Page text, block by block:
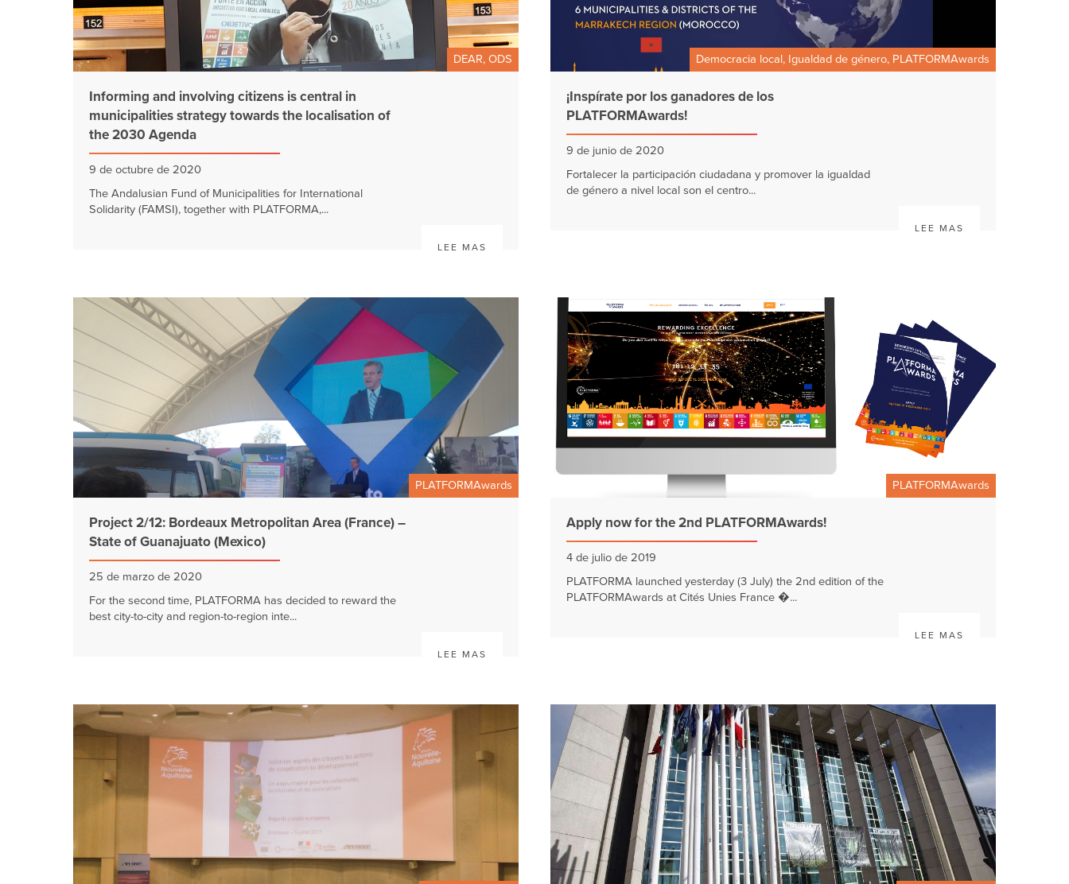
DEAR, ODS
Informing and involving citizens is central in
municipalities strategy towards the localisation of
the 2030 Agenda
9 de octubre de 2020
The Andalusian Fund of Municipalities for International
Solidarity (FAMSI), together with PLATFORMA,...
LEE MAS
Democracia local, Igualdad de género, PLATFORMAwards
¡Inspírate por los ganadores de los
PLATFORMAwards!
9 de junio de 2020
Fortalecer la participación ciudadana y promover la igualdad
de género a nivel local son el centro...
LEE MAS
PLATFORMAwards
Project 2/12: Bordeaux Metropolitan Area (France) –
State of Guanajuato (Mexico)
25 de marzo de 2020
For the second time, PLATFORMA has decided to reward the
best city-to-city and region-to-region inte...
LEE MAS
PLATFORMAwards
Apply now for the 2nd PLATFORMAwards!
4 de julio de 2019
PLATFORMA launched yesterday (3 July) the 2nd edition of the
PLATFORMAwards at Cités Unies France �...
LEE MAS